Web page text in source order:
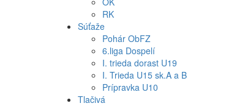
RK
Súťaže
Pohár ObFZ
6.liga Dospelí
I. trieda dorast U19
I. Trieda U15 sk.A a B
Prípravka U10
Tlačivá